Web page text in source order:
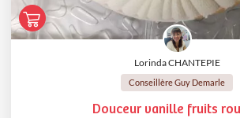
Lorinda CHANTEPIE
Conseillère Guy Demarle
Douceur vanille fruits